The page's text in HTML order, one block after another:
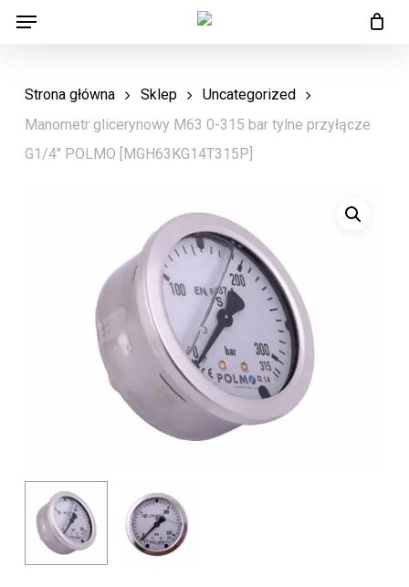
Skip
content
Menu
Strona główna Sklep
Uncategorized
Manometr glicerynowy M63 0-315 bar tylne przyłącze
G1/4″ POLMO [MGH63KG14T315P]
Menu